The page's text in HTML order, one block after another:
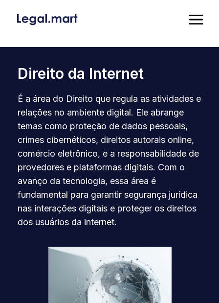
Direito da Internet
É a área do Direito que regula as atividades e
relações no ambiente digital. Ele abrange
temas como proteção de dados pessoais,
crimes cibernéticos, direitos autorais online,
comércio eletrônico, e a responsabilidade de
provedores e plataformas digitais. Com o
avanço da tecnologia, essa área é
fundamental para garantir segurança jurídica
nas interações digitais e proteger os direitos
dos usuários da internet.